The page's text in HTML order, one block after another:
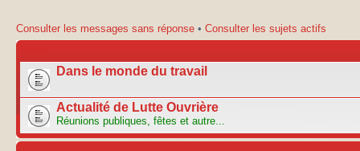
Consulter les messages sans réponse • Consulter les sujets actifs
Dans le monde du travail
Actualité de Lutte Ouvrière
Réunions publiques, fêtes et autre...